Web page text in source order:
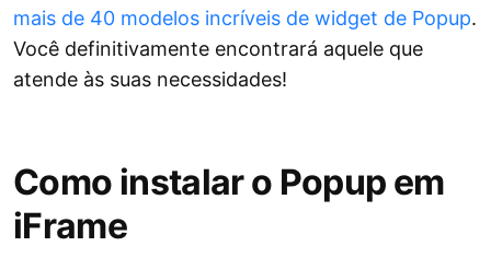
mais de 40 modelos incríveis de widget de Popup.
Você definitivamente encontrará aquele que
atende às suas necessidades!
Como instalar o Popup em
iFrame